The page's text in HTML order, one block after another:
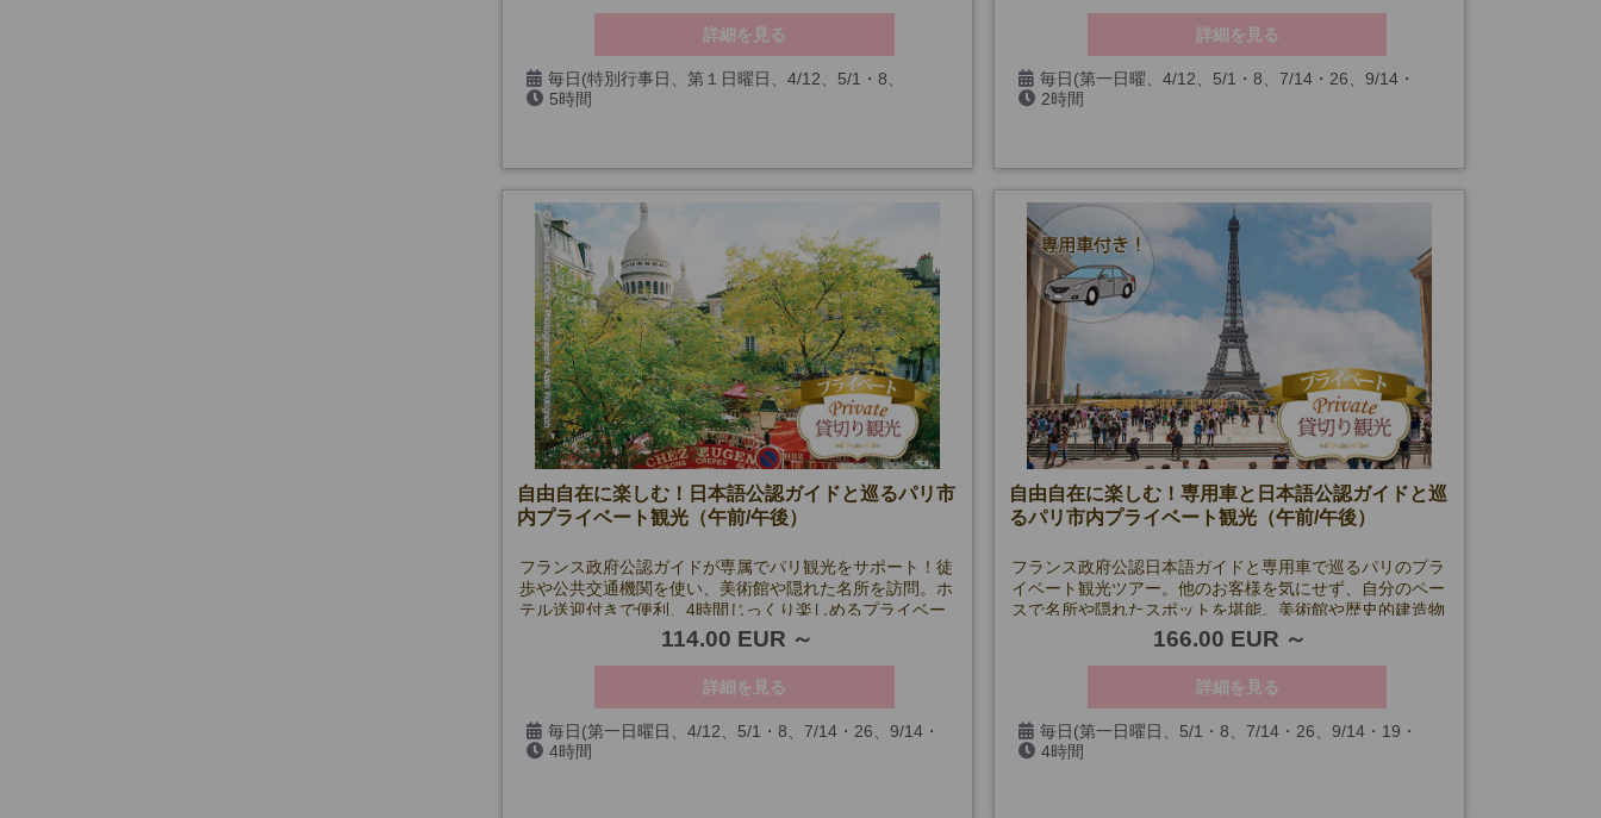
詳細を見る
毎日(特別行事日、第１日曜日、4/12、5/1・8、
7/14・26、9/14・19・20を除く)
5時間
詳細を見る
毎日(第一日曜、4/12、5/1・8、7/14・26、9/14・
19・20、12/24・25・31、1/1を除く)
2時間
自由自在に楽しむ！日本語公認ガイドと巡るパリ市
内プライベート観光（午前/午後）
フランス政府公認ガイドが専属でパリ観光をサポート！徒
歩や公共交通機関を使い、美術館や隠れた名所を訪問。ホ
テル送迎付きで便利、4時間じっくり楽しめるプライベー
114.00 EUR
詳細を見る
毎日(第一日曜日、4/12、5/1・8、7/14・26、9/14・
19・20を除く)
4時間
自由自在に楽しむ！専用車と日本語公認ガイドと巡
るパリ市内プライベート観光（午前/午後）
フランス政府公認日本語ガイドと専用車で巡るパリのプラ
イベート観光ツアー。他のお客様を気にせず、自分のペー
スで名所や隠れたスポットを堪能。美術館や歴史的建造物
での解説も安心。午前・午後から選べる柔軟なプラン！
166.00 EUR
詳細を見る
毎日(第一日曜日、5/1・8、7/14・26、9/14・19・
20、12/24・25・31、1/1を除く)
4時間